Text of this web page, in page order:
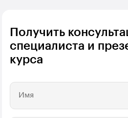
Получить
специалиста и
курса
Имя